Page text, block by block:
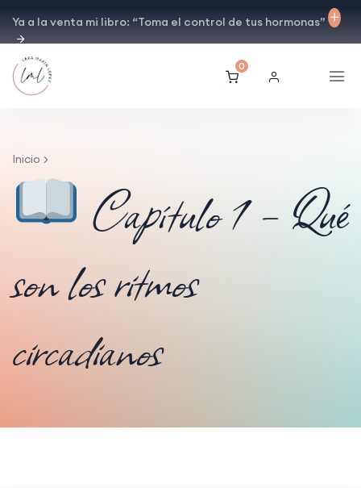
Ya a la venta mi libro: “Toma el control de tus hormonas”
0
Inicio
Capítulo 1 – Qué
son los ritmos
circadianos